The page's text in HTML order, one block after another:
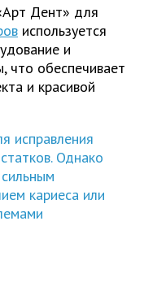
Дент» для
используется
и
что обеспечивает
и красивой
исправления
Однако
кариеса или